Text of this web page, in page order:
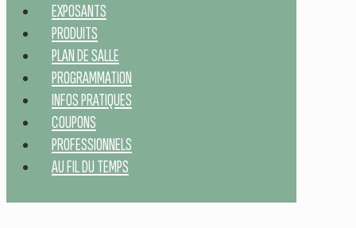
EXPOSANTS
PRODUITS
PLAN DE SALLE
PROGRAMMATION
INFOS PRATIQUES
COUPONS
PROFESSIONNELS
AU FIL DU TEMPS